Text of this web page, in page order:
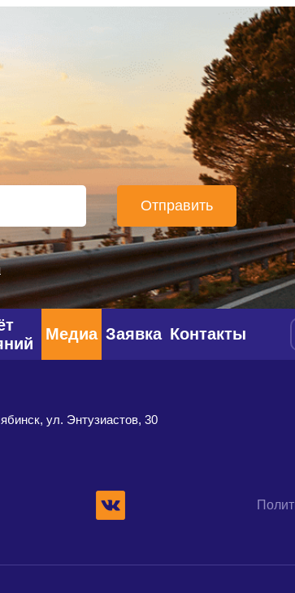
Медиа Заявка Контакты
ул. Энтузиастов, 30